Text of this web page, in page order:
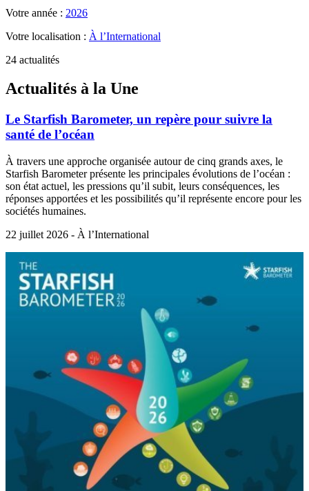
Votre année : 2026
Votre localisation : À l’International
24 actualités
Actualités à la Une
Le Starfish Barometer, un repère pour suivre la
santé de l’océan
À travers une approche organisée autour de cinq grands axes, le
Starfish Barometer présente les principales évolutions de l’océan :
son état actuel, les pressions qu’il subit, leurs conséquences, les
réponses apportées et les possibilités qu’il représente encore pour les
sociétés humaines.
22 juillet 2026 - À l’International